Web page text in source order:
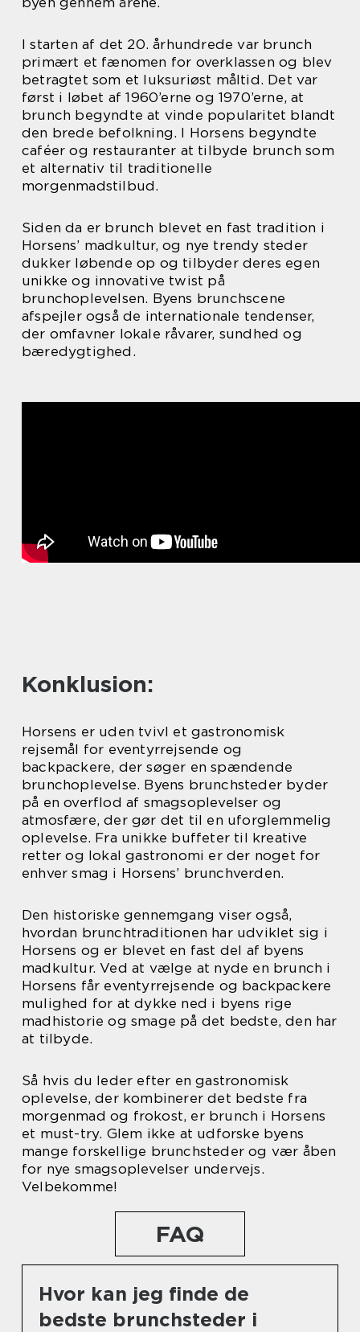
I starten af det 20. århundrede var brunch
primært et fænomen for overklassen og blev
betragtet som et luksuriøst måltid. Det var
først i løbet af 1960’erne og 1970’erne, at
brunch begyndte at vinde popularitet blandt
den brede befolkning. I Horsens begyndte
caféer og restauranter at tilbyde brunch som
et alternativ til traditionelle
morgenmadstilbud.
Siden da er brunch blevet en fast tradition i
Horsens’ madkultur, og nye trendy steder
dukker løbende op og tilbyder deres egen
unikke og innovative twist på
brunchoplevelsen. Byens brunchscene
afspejler også de internationale tendenser,
der omfavner lokale råvarer, sundhed og
bæredygtighed.
Konklusion:
Horsens er uden tvivl et gastronomisk
rejsemål for eventyrrejsende og
backpackere, der søger en spændende
brunchoplevelse. Byens brunchsteder byder
på en overflod af smagsoplevelser og
atmosfære, der gør det til en uforglemmelig
oplevelse. Fra unikke buffeter til kreative
retter og lokal gastronomi er der noget for
enhver smag i Horsens’ brunchverden.
Den historiske gennemgang viser også,
hvordan brunchtraditionen har udviklet sig i
Horsens og er blevet en fast del af byens
madkultur. Ved at vælge at nyde en brunch i
Horsens får eventyrrejsende og backpackere
mulighed for at dykke ned i byens rige
madhistorie og smage på det bedste, den har
at tilbyde.
Så hvis du leder efter en gastronomisk
oplevelse, der kombinerer det bedste fra
morgenmad og frokost, er brunch i Horsens
et must-try. Glem ikke at udforske byens
mange forskellige brunchsteder og vær åben
for nye smagsoplevelser undervejs.
Velbekomme!
FAQ
Hvor kan jeg finde de
bedste brunchsteder i